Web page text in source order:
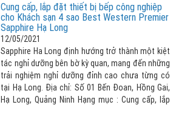
Cung cấp, lắp đặt thiết bị bếp công nghiệp
cho Khách sạn 4 sao Best Western Premier
Sapphire Hạ Long
12/05/2021
Sapphire Ha Long định hướng trở thành một kiệt
tác nghỉ dưỡng bên bờ kỳ quan, mang đến những
trải nghiệm nghỉ dưỡng đỉnh cao chưa từng có
tại Hạ Long. Địa chỉ: Số 01 Bến Đoan, Hồng Gai,
Hạ Long, Quảng Ninh Hạng mục : Cung cấp, lắp